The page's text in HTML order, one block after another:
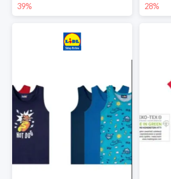
39% 28%